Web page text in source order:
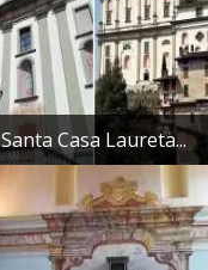
Santa Casa Laureta...